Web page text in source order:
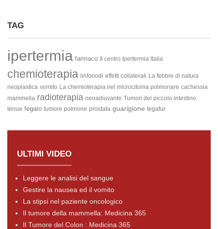
TAG
ipertermia farmaco Il centro Ipertermia Italia
chemioterapia linfonodi effetti collaterali La febbre di natura
neoplastica vomito La chemioterapia nel microcitoma polmonare cachessia
mammella radioterapia neoadiuvante Tumori del piccolo intestino
tenue fegato tumore polmone prostata guarigione tegafur
ULTIMI VIDEO
Leggere le analisi del sangue
Gestire la nausea ed il vomito
La stipsi nel paziente oncologico
Il tumore della mammella: Medicina 365
Il Tumore del Colon : Medicina 365